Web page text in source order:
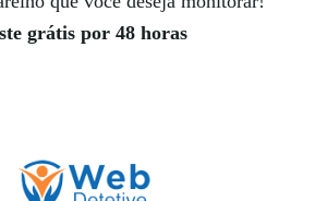
grátis por 48 horas